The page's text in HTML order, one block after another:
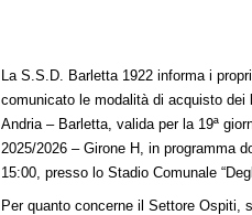
La S.S.D. Barletta 1922 informa i
comunicato le modalità di acquisto
Andria – Barletta, valida per la 19ª
2025/2026 – Girone H, in programma
15:00, presso lo Stadio Comunale
Per quanto concerne il Settore Ospiti,